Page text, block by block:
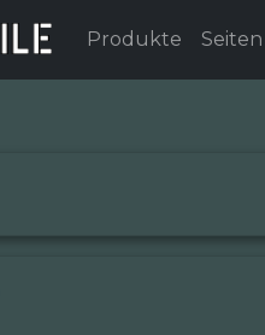
Produkte Seiten